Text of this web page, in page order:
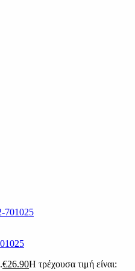
€26.90Η τρέχουσα τιμή είναι: